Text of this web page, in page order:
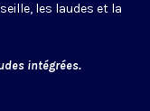
les laudes et la
intégrées.